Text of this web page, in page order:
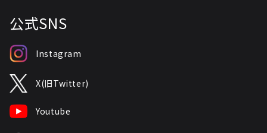
公式SNS
Instagram
X(旧Twitter)
Youtube